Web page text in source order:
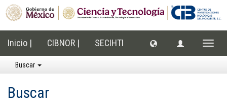
Inicio | CIBNOR | SECIHTI
Buscar
Buscar